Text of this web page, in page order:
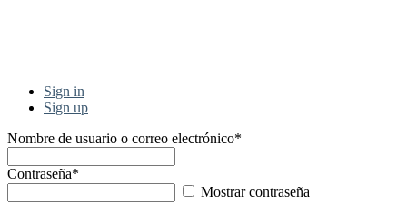
Sign in
Sign up
Nombre de usuario o correo electrónico*
Contraseña*
Mostrar contraseña